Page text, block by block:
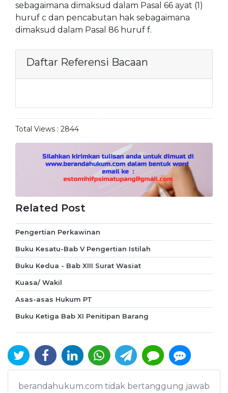
sebagaimana dimaksud dalam Pasal 66 ayat (1)
huruf c dan pencabutan hak sebagaimana
dimaksud dalam Pasal 86 huruf f.
Daftar Referensi Bacaan
Total Views : 2844
Related Post
Pengertian Perkawinan
Buku Kesatu-Bab V Pengertian Istilah
Buku Kedua - Bab XIII Surat Wasiat
Kuasa/ Wakil
Asas-asas Hukum PT
Buku Ketiga Bab XI Penitipan Barang
berandahukum.com tidak bertanggung jawab